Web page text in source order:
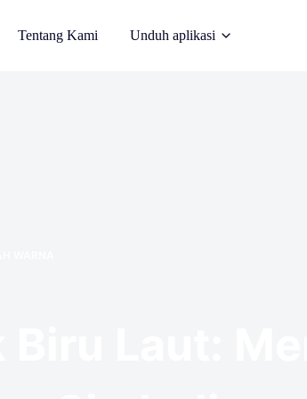
Tentang Kami Unduh aplikasi